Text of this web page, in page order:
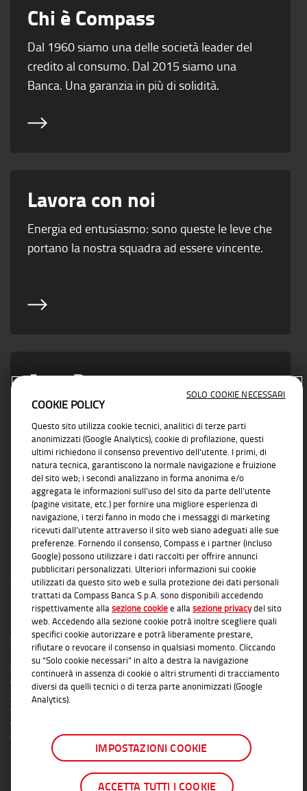
Chi è Compass
Dal 1960 siamo una delle società leader del
credito al consumo. Dal 2015 siamo una
Banca. Una garanzia in più di solidità.
Lavora con noi
Energia ed entusiasmo: sono queste le leve che
portano la nostra squadra ad essere vincente.
Area Partner
Vicino ad ogni esigenza di business con
soluzioni concrete e affidabili
INFORMAZIONI TRASPARENTI
Compass Banca S.p.A., Banca del Gruppo Monte dei Paschi di Siena; P.I. Gruppo IVA
Mediobanca: 10536040966 - Tutti i diritti riservati -Dati Societari- Messaggio
pubblicitario con finalità promozionale. Per le condizioni contrattuali si rimanda ai
documenti informativi disponibili presso le Filiali Compass Banca S.p.A. o presso
gli Agenti in attività finanziaria autorizzati che operano in qualità di intermediari del
credito convenzionati in esclusiva con Compass Banca S.p.A. L'elenco delle Filiali e
delle Agenzie autorizzate è disponibile sul sito
approvazione della richiesta da parte di Compass Banca S.p.A.
COOKIE POLICY
Questo sito utilizza cookie tecnici, analitici di terze parti
anonimizzati (Google Analytics), cookie di profilazione, questi
ultimi richiedono il consenso preventivo dell'utente. I primi, di
natura tecnica, garantiscono la normale navigazione e fruizione
del sito web; i secondi analizzano in forma anonima e/o
aggregata le informazioni sull'uso del sito da parte dell’utente
(pagine visitate, etc.) per fornire una migliore esperienza di
navigazione, i terzi fanno in modo che i messaggi di marketing
ricevuti dall’utente attraverso il sito web siano adeguati alle sue
preferenze. Fornendo il consenso, Compass e i partner (incluso
Google) possono utilizzare i dati raccolti per offrire annunci
pubblicitari personalizzati. Ulteriori informazioni sui cookie
utilizzati da questo sito web e sulla protezione dei dati personali
trattati da Compass Banca S.p.A. sono disponibili accedendo
rispettivamente allasezione cookiee allasezione privacydel sito
web. Accedendo alla sezione cookie potrà inoltre scegliere quali
specifici cookie autorizzare e potrà liberamente prestare,
rifiutare o revocare il consenso in qualsiasi momento. Cliccando
su “Solo cookie necessari” in alto a destra la navigazione
continuerà in assenza di cookie o altri strumenti di tracciamento
diversi da quelli tecnici o di terza parte anonimizzati (Google
Analytics).
IMPOSTAZIONI COOKIE
ACCETTA TUTTI I COOKIE
SOLO COOKIE NECESSARI